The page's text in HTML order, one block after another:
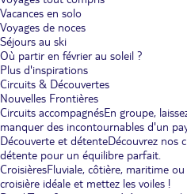
Vacances en solo
Voyages de noces
Séjours au ski
Où partir en février au soleil ?
Plus d'inspirations
Circuits & Découvertes
Nouvelles Frontières
Circuits accompagnésEn groupe,
manquer des incontournables d'un
Découverte et détenteDécouvrez nos
détente pour un équilibre parfait.
CroisièresFluviale, côtière, maritime
croisière idéale et mettez les voiles !